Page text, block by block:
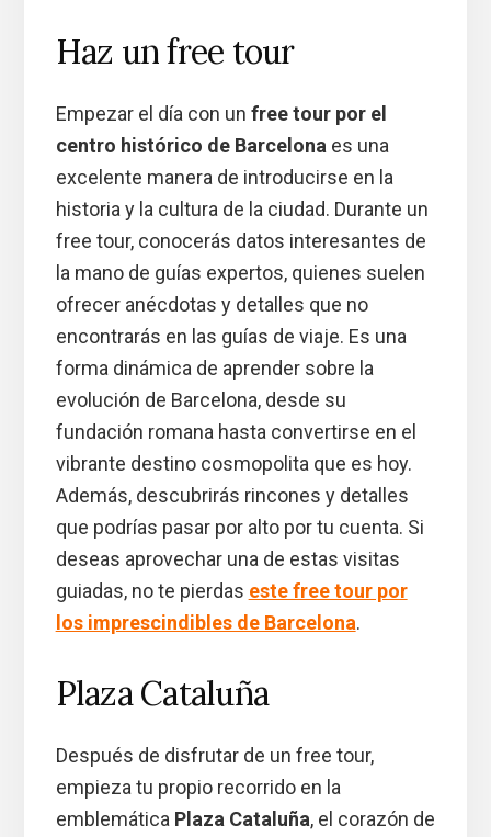
Haz un free tour
Empezar el día con un free tour por el
centro histórico de Barcelona es una
excelente manera de introducirse en la
historia y la cultura de la ciudad. Durante un
free tour, conocerás datos interesantes de
la mano de guías expertos, quienes suelen
ofrecer anécdotas y detalles que no
encontrarás en las guías de viaje. Es una
forma dinámica de aprender sobre la
evolución de Barcelona, desde su
fundación romana hasta convertirse en el
vibrante destino cosmopolita que es hoy.
Además, descubrirás rincones y detalles
que podrías pasar por alto por tu cuenta. Si
deseas aprovechar una de estas visitas
guiadas, no te pierdas este free tour por
los imprescindibles de Barcelona.
Plaza Cataluña
Después de disfrutar de un free tour,
empieza tu propio recorrido en la
emblemática Plaza Cataluña, el corazón de